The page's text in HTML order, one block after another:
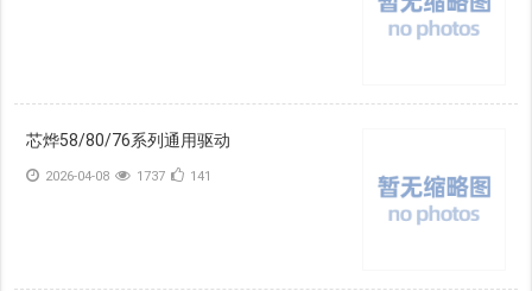
芯烨58/80/76系列通用驱动
2026-04-08 1737 141